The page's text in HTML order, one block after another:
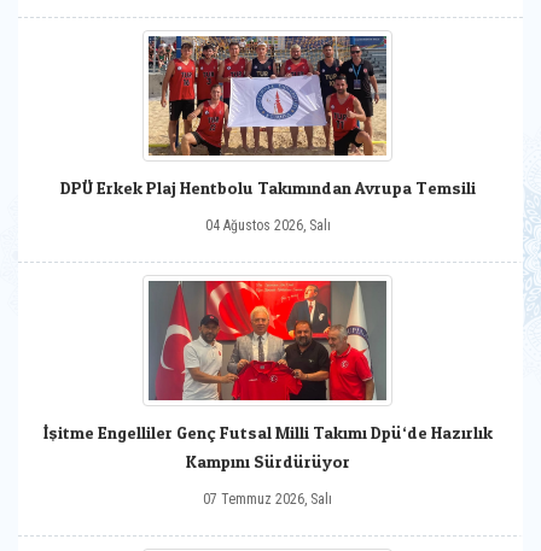
DPÜ Erkek Plaj Hentbolu Takımından Avrupa Temsili
04 Ağustos 2026, Salı
İşitme Engelliler Genç Futsal Milli Takımı Dpü‘de Hazırlık
Kampını Sürdürüyor
07 Temmuz 2026, Salı